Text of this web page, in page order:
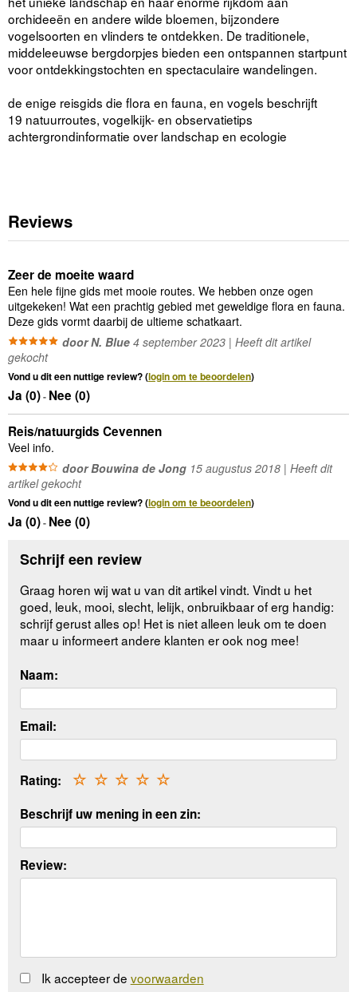
orchideeën en andere wilde bloemen, bijzondere
vogelsoorten en vlinders te ontdekken. De traditionele,
middeleeuwse bergdorpjes bieden een ontspannen startpunt
voor ontdekkingstochten en spectaculaire wandelingen.
de enige reisgids die flora en fauna, en vogels beschrijft
19 natuurroutes, vogelkijk- en observatietips
achtergrondinformatie over landschap en ecologie
Reviews
Zeer de moeite waard
Een hele fijne gids met mooie routes. We hebben onze ogen
uitgekeken! Wat een prachtig gebied met geweldige flora en fauna.
Deze gids vormt daarbij de ultieme schatkaart.
door N. Blue 4 september 2023 | Heeft dit artikel
gekocht
Vond u dit een nuttige review? (login om te beoordelen)
Ja (0)- Nee (0)
Reis/natuurgids Cevennen
Veel info.
door Bouwina de Jong 15 augustus 2018 | Heeft dit
artikel gekocht
Vond u dit een nuttige review? (login om te beoordelen)
Ja (0)- Nee (0)
Schrijf een review
Graag horen wij wat u van dit artikel vindt. Vindt u het
goed, leuk, mooi, slecht, lelijk, onbruikbaar of erg handig:
schrijf gerust alles op! Het is niet alleen leuk om te doen
maar u informeert andere klanten er ook nog mee!
Naam:
Email:
Rating: ☆
☆
☆
☆
☆
Beschrijf uw mening in een zin:
Review:
Ik accepteer de voorwaarden